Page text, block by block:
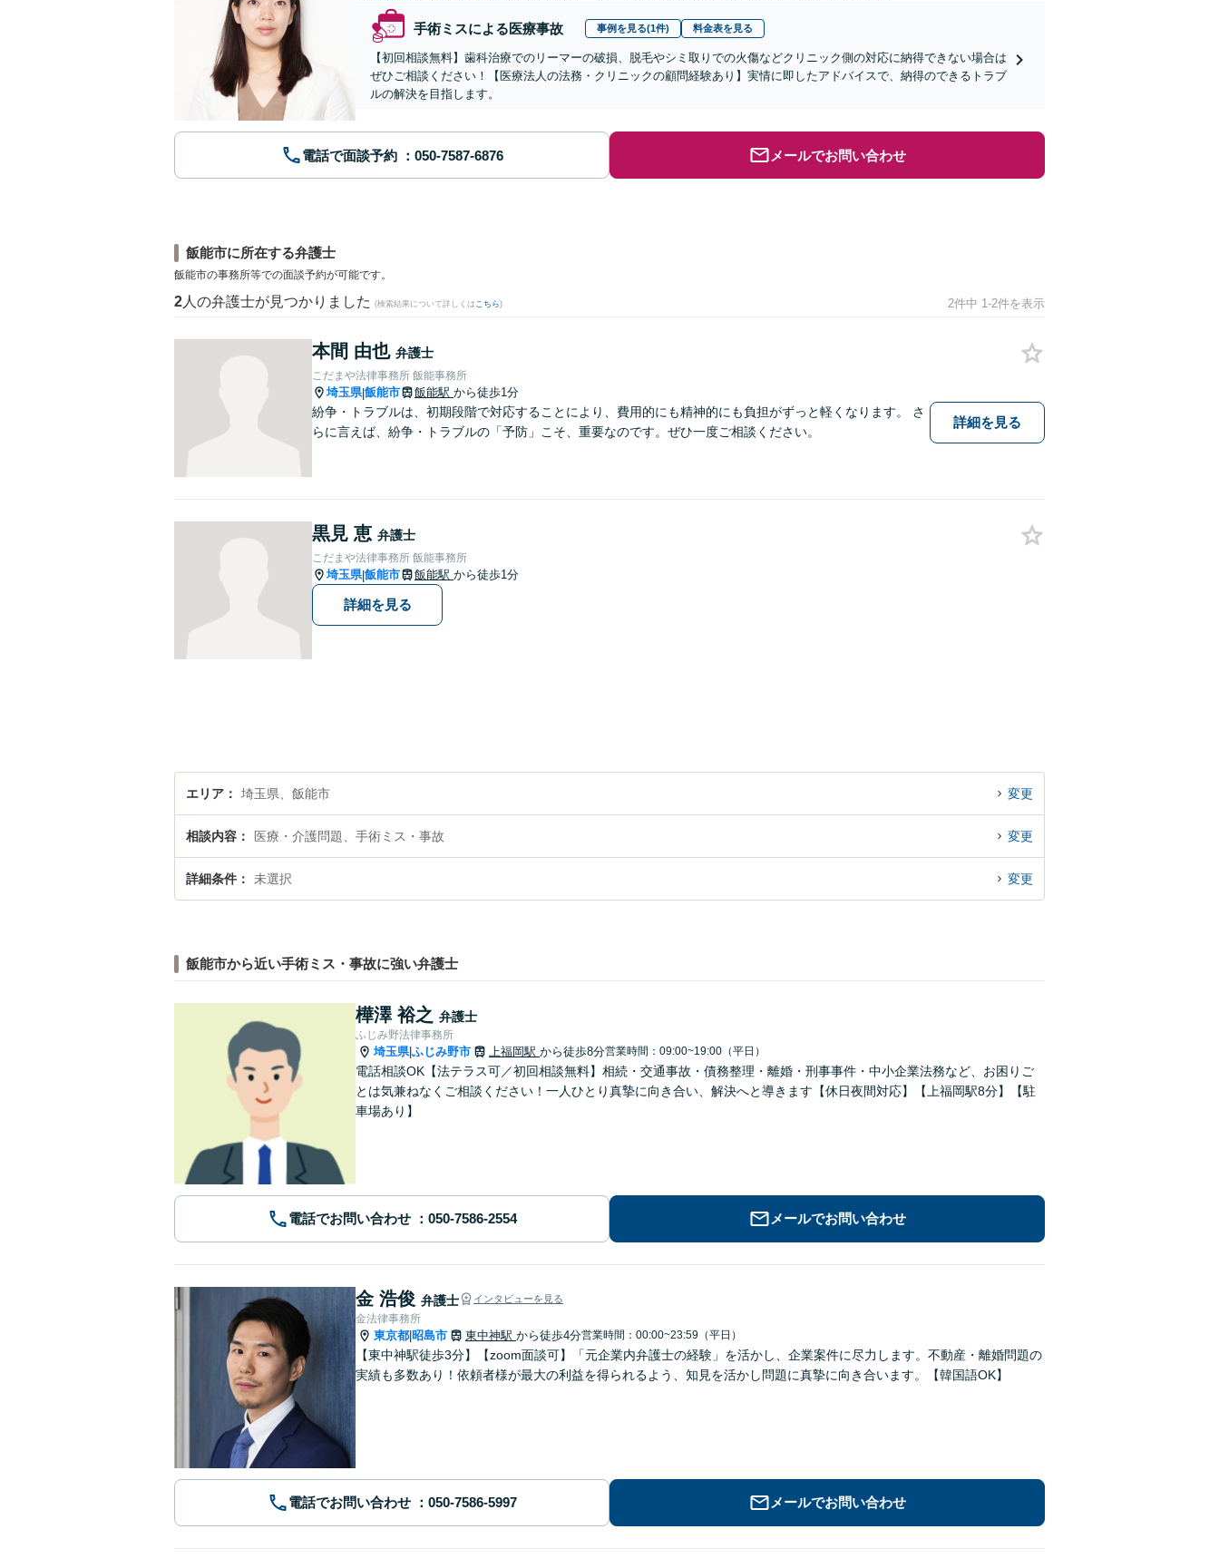
手術ミスによる医療事故 事例を見る(1件) 料金表を見る
【初回相談無料】歯科治療でのリーマーの破損、脱毛やシミ取りでの火傷などクリニック側の対応に納得できない場合は
ぜひご相談ください！【医療法人の法務・クリニックの顧問経験あり】実情に即したアドバイスで、納得のできるトラブ
ルの解決を目指します。
電話で面談予約 メールでお問い合わせ
飯能市に所在する弁護士
飯能市の事務所等での面談予約が可能です。
2 人の弁護士が見つかりました (検索結果について詳しくは こちら) 2件中 1-2件を表示
本間 由也 弁護士
こだまや法律事務所 飯能事務所
埼玉県|飯能市 飯能駅 から徒歩1分
紛争・トラブルは、初期段階で対応することにより、費用的にも精神的にも負担がずっと軽くなります。 さ
らに言えば、紛争・トラブルの「予防」こそ、重要なのです。ぜひ一度ご相談ください。
詳細を見る
黒見 恵 弁護士
こだまや法律事務所 飯能事務所
埼玉県|飯能市 飯能駅 から徒歩1分
詳細を見る
エリア 埼玉県、飯能市 変更
相談内容 医療・介護問題、手術ミス・事故 変更
詳細条件 未選択 変更
飯能市から近い手術ミス・事故に強い弁護士
樺澤 裕之 弁護士
ふじみ野法律事務所
埼玉県|ふじみ野市 上福岡駅 から徒歩8分営業時間：09:00~19:00（平日）
電話相談OK【法テラス可／初回相談無料】相続・交通事故・債務整理・離婚・刑事事件・中小企業法務など、お困りご
とは気兼ねなくご相談ください！一人ひとり真摯に向き合い、解決へと導きます【休日夜間対応】【上福岡駅8分】【駐
車場あり】
電話でお問い合わせ メールでお問い合わせ
金 浩俊 弁護士 インタビューを見る
金法律事務所
東京都 昭島市 東中神駅 から徒歩4分営業時間：00:00~23:59（平日）
【東中神駅徒歩3分】【zoom面談可】「元企業内弁護士の経験」を活かし、企業案件に尽力します。不動産・離婚問題の
実績も多数あり！依頼者様が最大の利益を得られるよう、知見を活かし問題に真摯に向き合います。【韓国語OK】
電話でお問い合わせ メールでお問い合わせ